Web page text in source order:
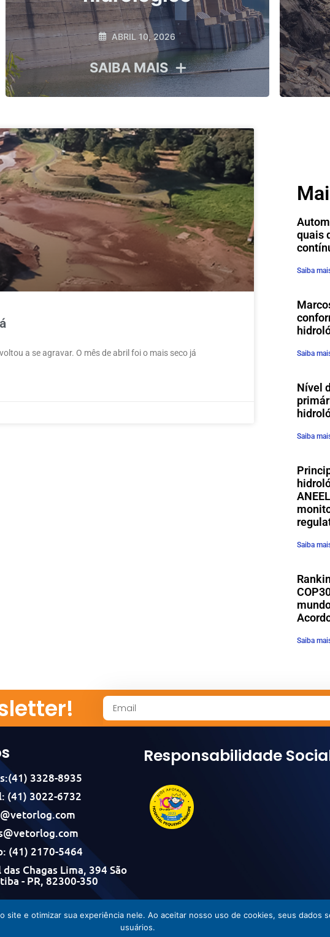
MARÇO 2, 2026
SAIBA MAIS
a se agravar. O mês de abril foi o mais seco já
quais
Saiba
Saiba
Nível
Saiba
Saiba
Saiba
3328-8935
(41) 3022-6732
(41) 2170-5464
Chagas Lima, 394 São
- PR, 82300-350
Responsabilidade
Vetorlog © Todos os direitos reservados - Desenvolvido por Incom
site e otimizar sua experiência nele. Ao aceitar nosso uso de cookies, seus dados
usuários.